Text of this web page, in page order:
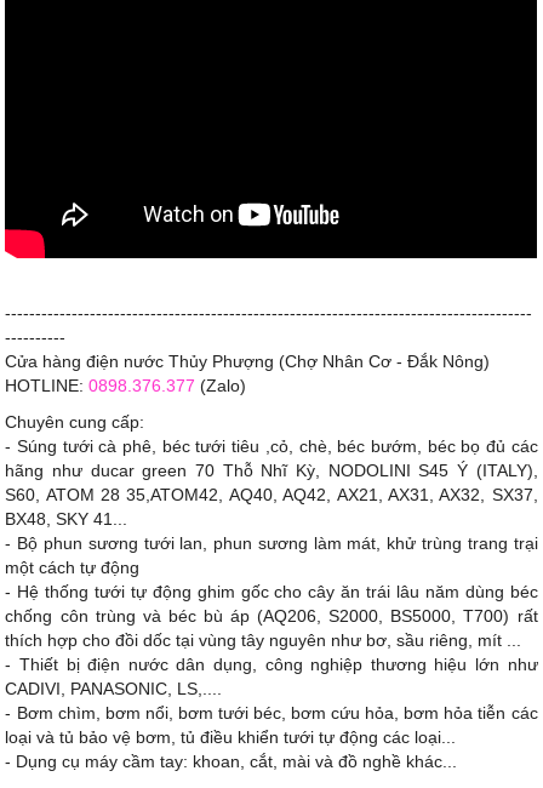
---------------------------------------------------------------------------------------
----------
Cửa hàng điện nước Thủy Phượng (Chợ Nhân Cơ - Đắk Nông)
HOTLINE:0898.376.377 (Zalo)
Chuyên cung cấp:
- Súng tưới cà phê, béc tưới tiêu ,cỏ, chè, béc bướm, béc bọ đủ các
hãng như ducar green 70 Thỗ Nhĩ Kỳ, NODOLINI S45 Ý (ITALY),
S60, ATOM 28 35,ATOM42, AQ40, AQ42, AX21, AX31, AX32, SX37,
BX48, SKY 41...
- Bộ phun sương tưới lan, phun sương làm mát, khử trùng trang trại
một cách tự động
- Hệ thống tưới tự động ghim gốc cho cây ăn trái lâu năm dùng béc
chống côn trùng và béc bù áp (AQ206, S2000, BS5000, T700) rất
thích hợp cho đồi dốc tại vùng tây nguyên như bơ, sầu riêng, mít ...
- Thiết bị điện nước dân dụng, công nghiệp thương hiệu lớn như
CADIVI, PANASONIC, LS,....
- Bơm chìm, bơm nổi, bơm tưới béc, bơm cứu hỏa, bơm hỏa tiễn các
loại và tủ bảo vệ bơm, tủ điều khiển tưới tự động các loại...
- Dụng cụ máy cầm tay: khoan, cắt, mài và đồ nghề khác...